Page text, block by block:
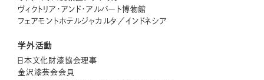
ヴィクトリア・アンド・アルバート博物館
フェアモントホテルジャカルタ／インドネシア
学外活動
日本文化財漆協会理事
金沢漆芸会会員